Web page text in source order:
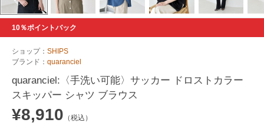
10％ポイントバック
ショップ： SHIPS
ブランド： quaranciel
quaranciel:〈手洗い可能〉サッカー ドロストカラー
スキッパー シャツ ブラウス
¥8,910 （税込）